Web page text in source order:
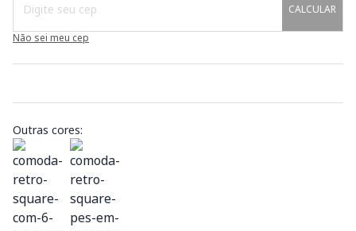
CALCULAR
Não sei meu cep
Outras cores: